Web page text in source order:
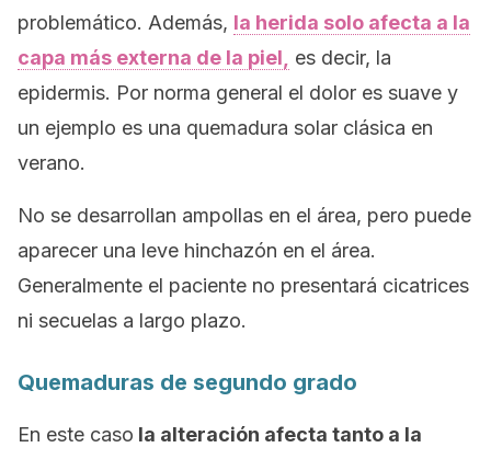
problemático. Además, la herida solo afecta a la
capa más externa de la piel,
es decir, la
epidermis. Por norma general el dolor es suave y
un ejemplo es una quemadura solar clásica en
verano.
No se desarrollan ampollas en el área, pero puede
aparecer una leve hinchazón en el área.
Generalmente el paciente no presentará cicatrices
ni secuelas a largo plazo.
Quemaduras de segundo grado
En este caso la alteración afecta tanto a la